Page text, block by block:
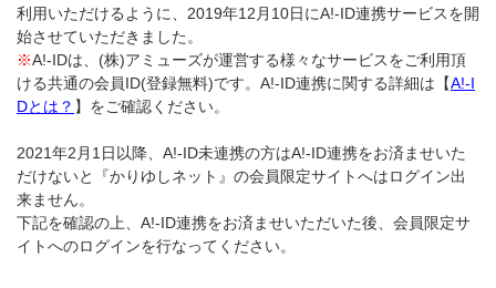
利用いただけるように、2019年12月10日にA!-ID連携サービスを開
始させていただきました。
※A!-IDは、(株)アミューズが運営する様々なサービスをご利用頂
ける共通の会員ID(登録無料)です。A!-ID連携に関する詳細は【A!-I
Dとは？ 】をご確認ください。
2021年2月1日以降、A!-ID未連携の方はA!-ID連携をお済ませいた
だけないと『かりゆしネット』の会員限定サイトへはログイン出
来ません。
下記を確認の上、A!-ID連携をお済ませいただいた後、会員限定サ
イトへのログインを行なってください。